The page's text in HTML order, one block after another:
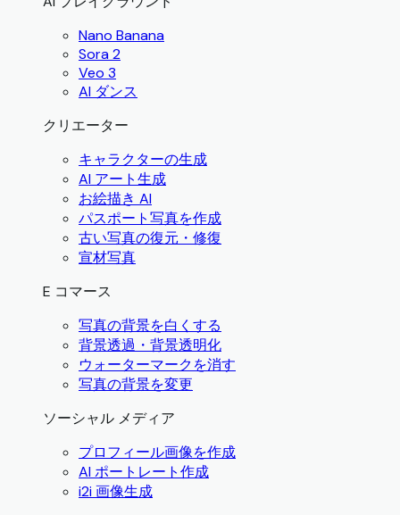
Nano Banana
Sora 2
Veo 3
AI ダンス
クリエーター
キャラクターの生成
AI アート生成
お絵描き AI
パスポート写真を作成
古い写真の復元・修復
宣材写真
E コマース
写真の背景を白くする
背景透過・背景透明化
ウォーターマークを消す
写真の背景を変更
ソーシャル メディア
プロフィール画像を作成
AI ポートレート作成
i2i 画像生成